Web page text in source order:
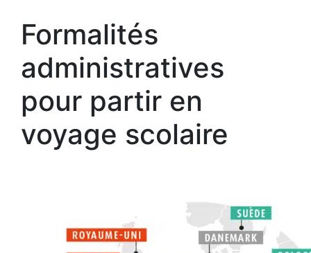
Formalités
administratives
pour partir en
voyage scolaire